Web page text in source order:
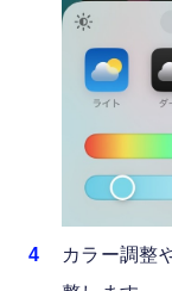
カラー調整